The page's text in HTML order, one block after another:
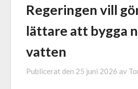
Regeringen vill
lättare att bygga
vatten
Publicerat den 25 juni 2026 av